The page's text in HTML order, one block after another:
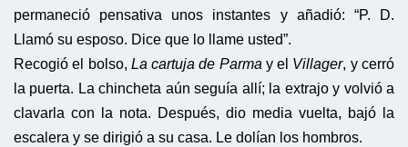
permaneció pensativa unos instantes y añadió: “P. D.
Llamó su esposo. Dice que lo llame usted”.
Recogió el bolso, La cartuja de Parma y el Villager, y cerró
la puerta. La chincheta aún seguía allí; la extrajo y volvió a
clavarla con la nota. Después, dio media vuelta, bajó la
escalera y se dirigió a su casa. Le dolían los hombros.